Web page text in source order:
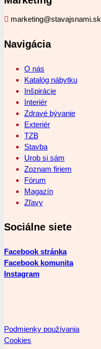
marketing@stavajsnami.sk
Navigácia
O nás
Katalóg nábytku
Inšpirácie
Interiér
Zdravé bývanie
Exteriér
TZB
Stavba
Urob si sám
Zoznam firiem
Fórum
Magazín
Zľavy
Sociálne siete
Facebook stránka
Facebook komunita
Instagram
Podmienky používania
Cookies